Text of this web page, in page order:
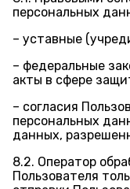
персональных
– уставные
– федеральные
акты в сфере
– согласия
персональных
данных,
8.2. Оператор
Пользователя